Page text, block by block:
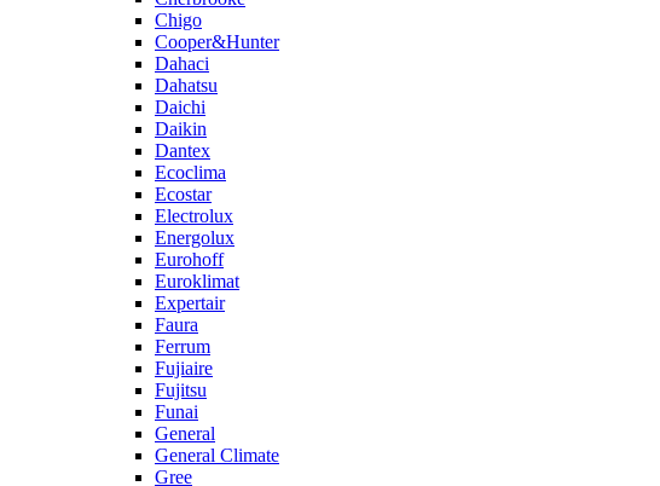
Chigo
Cooper&Hunter
Dahaci
Dahatsu
Daichi
Daikin
Dantex
Ecoclima
Ecostar
Electrolux
Energolux
Eurohoff
Euroklimat
Expertair
Faura
Ferrum
Fujiaire
Fujitsu
Funai
General
General Climate
Gree